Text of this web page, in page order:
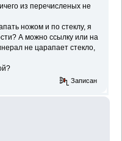
из перечисленых не
ножом и по стеклу, я
А можно ссылку или на
не царапает стекло,
Записан